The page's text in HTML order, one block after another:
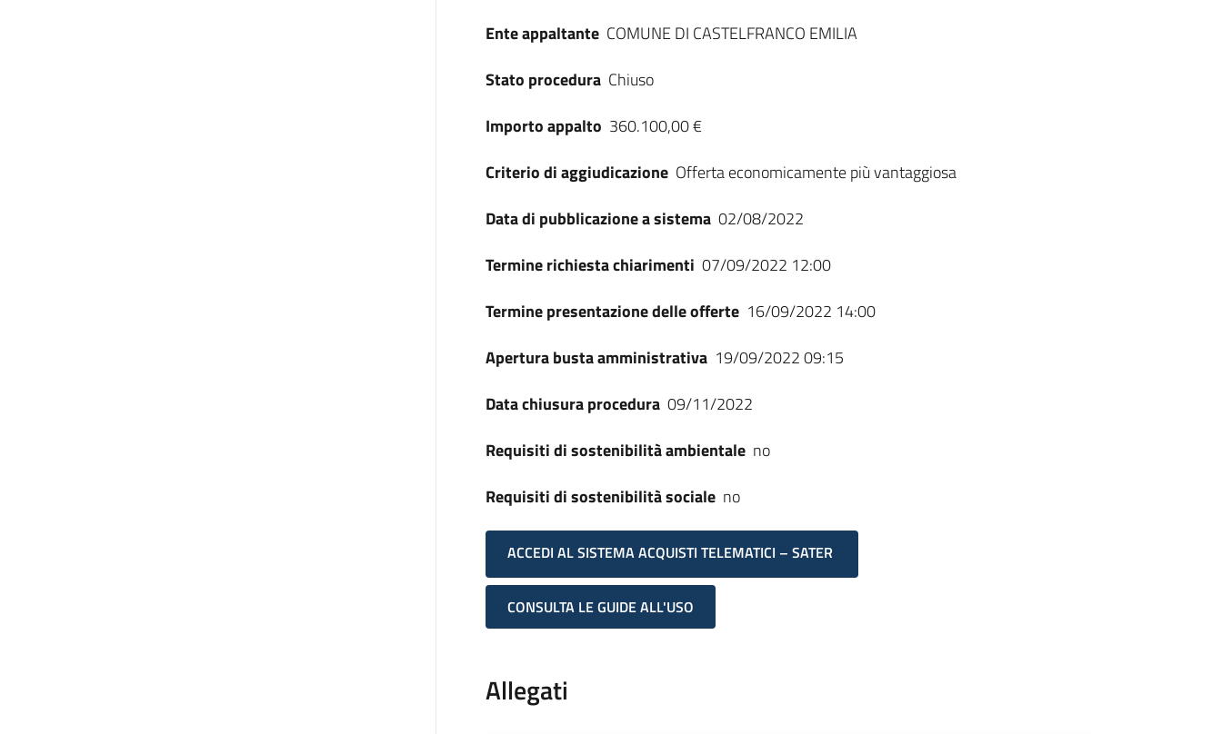
Ente appaltante COMUNE DI CASTELFRANCO EMILIA
Stato procedura Chiuso
Importo appalto 360.100,00 €
Criterio di aggiudicazione Offerta economicamente più vantaggiosa
Data di pubblicazione a sistema 02/08/2022
Termine richiesta chiarimenti 07/09/2022 12:00
Termine presentazione delle offerte 16/09/2022 14:00
Apertura busta amministrativa 19/09/2022 09:15
Data chiusura procedura 09/11/2022
Requisiti di sostenibilità ambientale no
Requisiti di sostenibilità sociale no
ACCEDI AL SISTEMA ACQUISTI TELEMATICI – SATER
CONSULTA LE GUIDE ALL'USO
Allegati